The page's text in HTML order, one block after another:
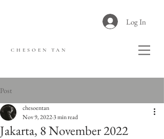
Log In
CHESOEN TAN
Post
Jakarta, 8 November 2022
chesoentan
Nov 9, 20223 min read